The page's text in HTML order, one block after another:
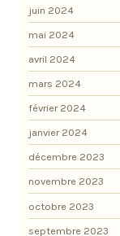
juin 2024
mai 2024
avril 2024
mars 2024
février 2024
janvier 2024
décembre 2023
novembre 2023
octobre 2023
septembre 2023